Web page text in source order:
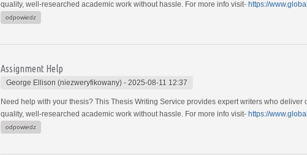
quality, well-researched academic work without hassle. For more info visit- https://
odpowiedz
Assignment Help
George Ellison (niezweryfikowany) - 2025-08-11 12:37
Need help with your thesis? This Thesis Writing Service provides expert writers who
quality, well-researched academic work without hassle. For more info visit- https://
odpowiedz